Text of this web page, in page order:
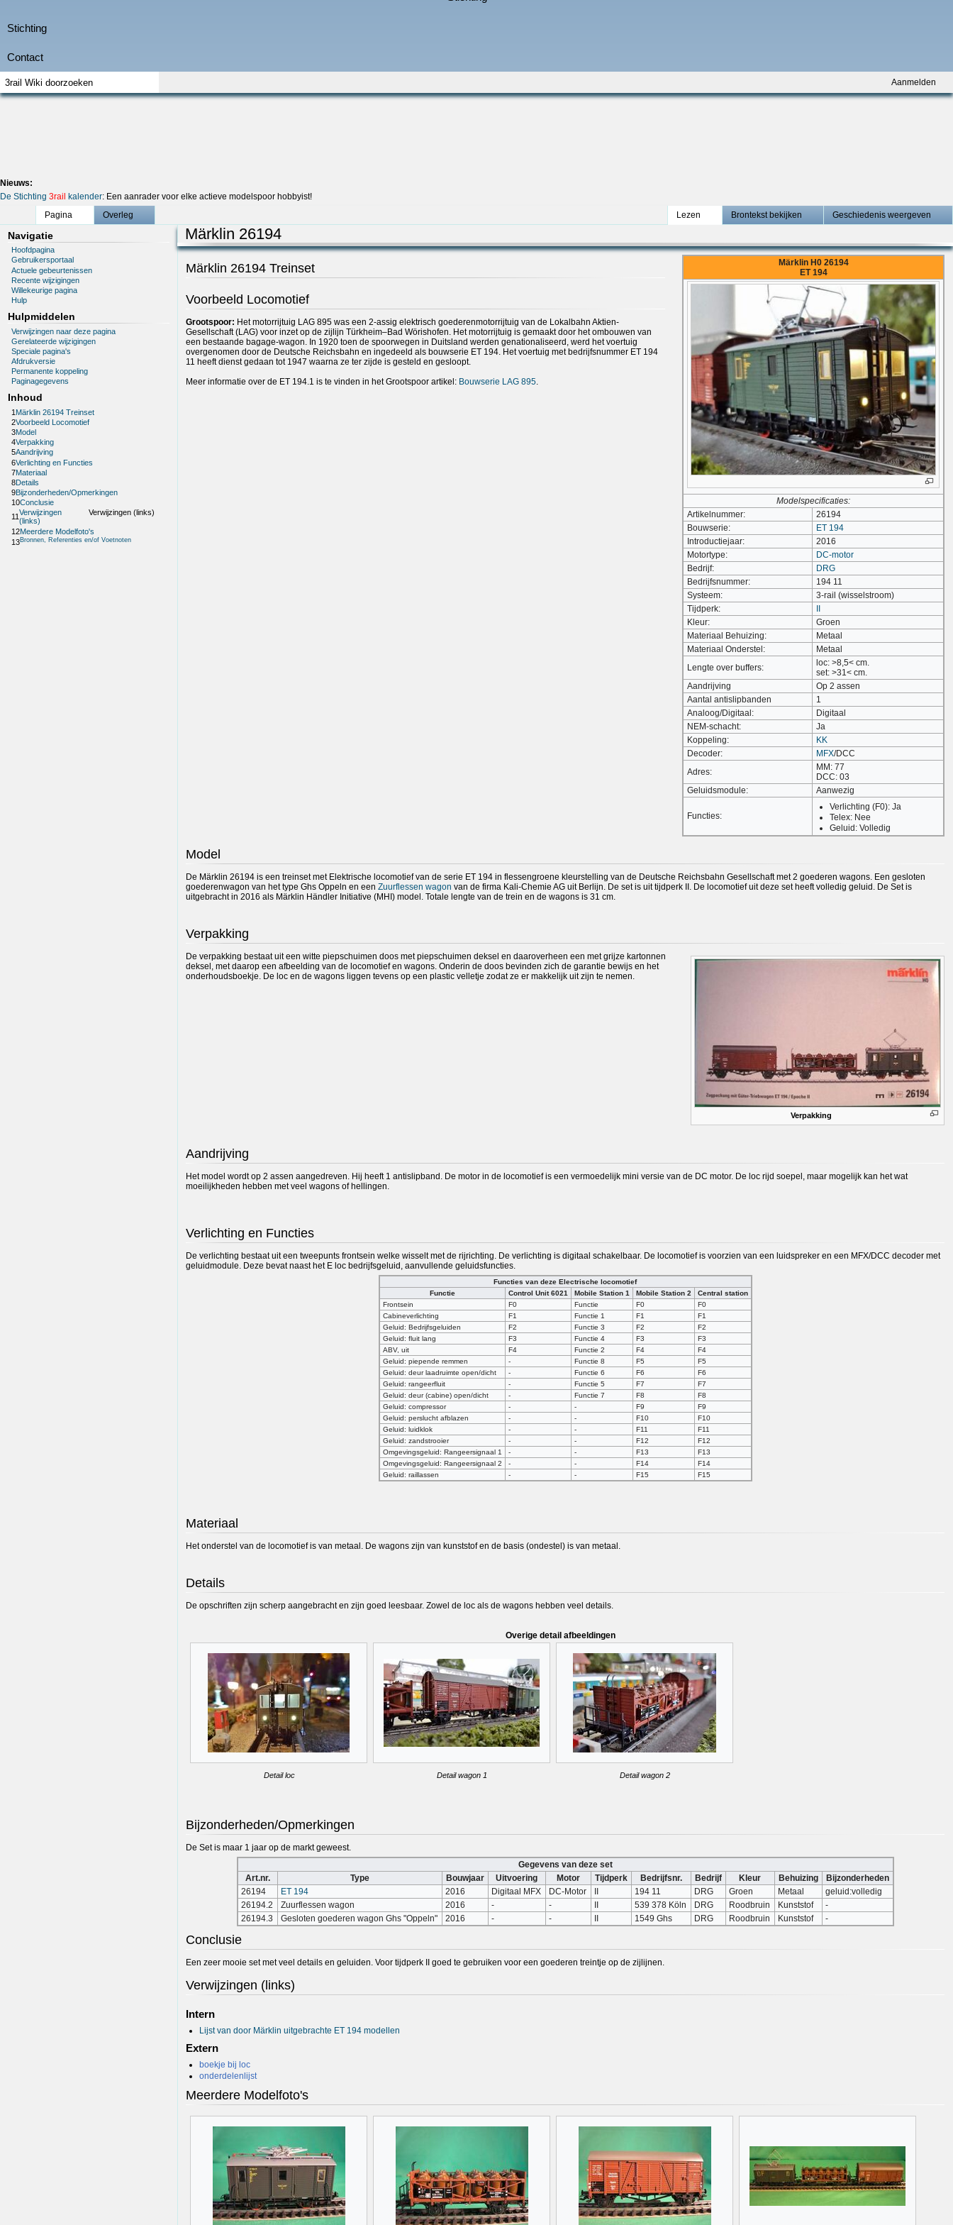
Aanmelden
Nieuws:
De Stichting 3rail kalender: Een aanrader voor elke actieve modelspoor hobbyist!
Pagina
Overleg Lezen Brontekst bekijken Geschiedenis weergeven
Navigatie
Hoofdpagina
Gebruikersportaal
Actuele gebeurtenissen
Recente wijzigingen
Willekeurige pagina
Hulp
Hulpmiddelen
Verwijzingen naar deze pagina
Gerelateerde wijzigingen
Speciale pagina's
Afdrukversie
Permanente koppeling
Paginagegevens
Inhoud
1 Märklin 26194 Treinset
2Voorbeeld Locomotief
3Model
4Verpakking
5Aandrijving
6Verlichting en Functies
7Materiaal
8Details
9Bijzonderheden/Opmerkingen
10Conclusie
11Verwijzingen
(links)
Verwijzingen (links)
12Meerdere Modelfoto's
13Bronnen, Referenties en/of Voetnoten
Märklin 26194
Märklin H0 26194
ET 194
Modelspecificaties:
Artikelnummer:
26194
Bouwserie:
ET 194
Introductiejaar:
2016
Motortype:
DC-motor
Bedrijf:
DRG
Bedrijfsnummer:
194 11
Systeem:
3-rail (wisselstroom)
Tijdperk:
Kleur:
Groen
Materiaal Behuizing:
Metaal
Materiaal Onderstel:
Metaal
Lengte over buffers:
loc: >8,5< cm.
set: >31< cm.
Aandrijving
Op 2 assen
Aantal antislipbanden
1
Analoog/Digitaal:
Digitaal
NEM-schacht:
Ja
Koppeling:
KK
Decoder:
MFX/DCC
Adres:
MM: 77
DCC: 03
Geluidsmodule:
Aanwezig
Functies:
Verlichting (F0): Ja
Telex: Nee
Geluid: Volledig
Märklin 26194 Treinset
Voorbeeld Locomotief
Grootspoor: Het motorrijtuig LAG 895 was een 2-assig elektrisch goederenmotorrijtuig van de Lokalbahn Aktien-
Gesellschaft (LAG) voor inzet op de zijlijn Türkheim–Bad Wörishofen. Het motorrijtuig is gemaakt door het ombouwen van
een bestaande bagage-wagon. In 1920 toen de spoorwegen in Duitsland werden genationaliseerd, werd het voertuig
overgenomen door de Deutsche Reichsbahn en ingedeeld als bouwserie ET 194. Het voertuig met bedrijfsnummer ET 194
11 heeft dienst gedaan tot 1947 waarna ze ter zijde is gesteld en gesloopt.
Meer informatie over de ET 194.1 is te vinden in het Grootspoor artikel: Bouwserie LAG 895
Model
De Märklin 26194 is een treinset met Elektrische locomotief van de serie ET 194 in flessengroene kleurstelling van de Deutsche Reichsbahn Gesellschaft met 2 goederen wagons. Een gesloten
goederenwagon van het type Ghs Oppeln en een Zuurflessen wagon van de firma Kali-Chemie AG uit Berlijn. De set is uit tijdperk II. De locomotief uit deze set heeft volledig geluid. De Set is
uitgebracht in 2016 als Märklin Händler Initiative (MHI) model. Totale lengte van de trein en de wagons is 31 cm.
Verpakking
Verpakking
De verpakking bestaat uit een witte piepschuimen doos met piepschuimen deksel en daaroverheen een met grijze kartonnen
deksel, met daarop een afbeelding van de locomotief en wagons. Onderin de doos bevinden zich de garantie bewijs en het
onderhoudsboekje. De loc en de wagons liggen tevens op een plastic velletje zodat ze er makkelijk uit zijn te nemen.
Aandrijving
Het model wordt op 2 assen aangedreven. Hij heeft 1 antislipband. De motor in de locomotief is een vermoedelijk mini versie van de DC motor. De loc rijd soepel, maar mogelijk kan het wat
moeilijkheden hebben met veel wagons of hellingen.
Verlichting en Functies
De verlichting bestaat uit een tweepunts frontsein welke wisselt met de rijrichting. De verlichting is digitaal schakelbaar. De locomotief is voorzien van een luidspreker en een MFX/DCC decoder met
geluidmodule. Deze bevat naast het E loc bedrijfsgeluid, aanvullende geluidsfuncties.
Functies van deze Electrische locomotief
Functie
Control Unit 6021 Mobile Station 1 Mobile Station 2
Central station
Frontsein
F0 Functie F0
F0
Cabineverlichting
F1 Functie 1 F1
F1
Geluid: Bedrijfsgeluiden
F2 Functie 3 F2
F2
Geluid: fluit lang
F3 Functie 4 F3
F3
ABV, uit
F4 Functie 2 F4
F4
Geluid: piepende remmen
- Functie 8 F5
F5
Geluid: deur laadruimte open/dicht
- Functie 6 F6
F6
Geluid: rangeerfluit
- Functie 5 F7
F7
Geluid: deur (cabine) open/dicht
- Functie 7 F8
F8
Geluid: compressor
- - F9
F9
Geluid: perslucht afblazen
- - F10
F10
Geluid: luidklok
- - F11
F11
Geluid: zandstrooier
- - F12
F12
Omgevingsgeluid: Rangeersignaal 1
- - F13
F13
Omgevingsgeluid: Rangeersignaal 2
- - F14
F14
Geluid: raillassen
- - F15 F15
Materiaal
Het onderstel van de locomotief is van metaal. De wagons zijn van kunststof en de basis (ondestel) is van metaal.
Details
De opschriften zijn scherp aangebracht en zijn goed leesbaar. Zowel de loc als de wagons hebben veel details.
Overige detail afbeeldingen
Detail loc Detail wagon 1 Detail wagon 2
Bijzonderheden/Opmerkingen
De Set is maar 1 jaar op de markt geweest.
Gegevens van deze set
Art.nr.
Type Bouwjaar Uitvoering Motor Tijdperk Bedrijfsnr. Bedrijf Kleur Behuizing
Bijzonderheden
26194
ET 194 2016 Digitaal MFX DC-Motor II 194 11 DRG Groen Metaal
geluid:volledig
26194.2
Zuurflessen wagon 2016 - - II 539 378 Köln DRG Roodbruin Kunststof
-
26194.3
Gesloten goederen wagon Ghs "Oppeln" 2016 - - II 1549 Ghs DRG Roodbruin Kunststof -
Conclusie
Een zeer mooie set met veel details en geluiden. Voor tijdperk II goed te gebruiken voor een goederen treintje op de zijlijnen.
Verwijzingen (links)
Intern
Lijst van door Märklin uitgebrachte ET 194 modellen
Extern
boekje bij loc
onderdelenlijst
Meerdere Modelfoto's